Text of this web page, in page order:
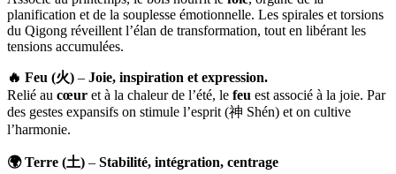
planification et de la souplesse émotionnelle. Les spirales et torsions
du Qigong réveillent l’élan de transformation, tout en libérant les
tensions accumulées.
🔥 Feu (火) – Joie, inspiration et expression.
Relié au cœur et à la chaleur de l’été, le feu est associé à la joie. Par
des gestes expansifs on stimule l’esprit (神 Shén) et on cultive
l’harmonie.
🌍 Terre (土) – Stabilité, intégration, centrage